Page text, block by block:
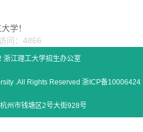
学！
问：4866
浙江理工大学招生办公室
.All Rights Reserved 浙ICP备10006424
州市钱塘区2号大街928号